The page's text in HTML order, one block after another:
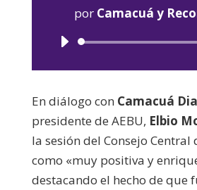
por Camacuá y
En diálogo con Camacuá
presidente de AEBU, Elbio
la sesión del Consejo Central
como «muy positiva y
destacando el hecho de que